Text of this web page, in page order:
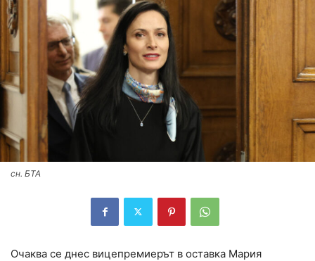
сн. БТА
Очаква се днес вицепремиерът в оставка Мария